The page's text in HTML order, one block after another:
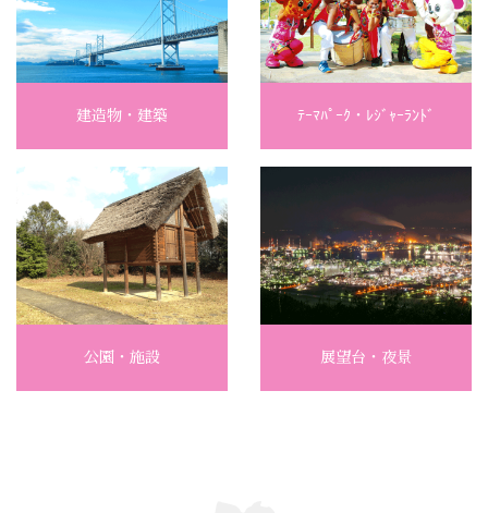
建造物・建築 ﾃｰﾏﾊﾟｰｸ・ﾚｼﾞｬｰﾗﾝﾄﾞ
公園・施設 展望台・夜景